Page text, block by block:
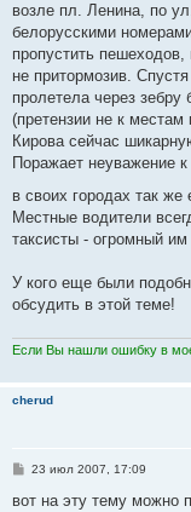
и
е
возле пл. Ленина, по
белорусскими
пропустить
не притормозив.
пролетела через
(претензии не к
Кирова сейчас
Поражает неуважение
в своих городах так же
Местные водители
таксисты - огромный им
У кого еще были
обсудить в этой теме!
Если Вы нашли ошибку в
cherud
С
о
23 июл 2007, 17:09
вот на эту тему можно